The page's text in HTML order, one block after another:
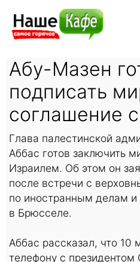
Абу-Мазен
подписать
соглашение
Глава палестинской
Аббас готов заключить
Израилем. Об этом он
после встречи с
по иностранным делам и
в Брюсселе.
Аббас рассказал, что 10
телефону с